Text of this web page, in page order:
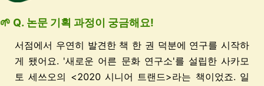
🌱 Q. 논문 기획 과정이 궁금해요!
서점에서 우연히 발견한 책 한 권 덕분에 연구를 시작하
게 됐어요. '새로운 어른 문화 연구소'를 설립한 사카모
토 세쓰오의 <2020 시니어 트랜드>라는 책이었죠. 일